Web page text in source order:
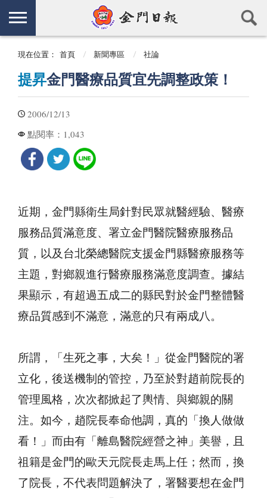
現在位置： 首頁 新聞專區 社論
提昇金門醫療品質宜先調整政策！
2006/12/13
點閱率： 1,043
近期，金門縣衛生局針對民眾就醫經驗、醫療
服務品質滿意度、署立金門醫院醫療服務品
質，以及台北榮總醫院支援金門縣醫療服務等
主題，對鄉親進行醫療服務滿意度調查。據結
果顯示，有超過五成二的縣民對於金門整體醫
療品質感到不滿意，滿意的只有兩成八。
所謂，「生死之事，大矣！」從金門醫院的署
立化，後送機制的管控，乃至於對趙前院長的
管理風格，次次都掀起了輿情、與鄉親的關
注。如今，趙院長奉命他調，真的「換人做做
看！」而由有「離島醫院經營之神」美譽，且
祖籍是金門的歐天元院長走馬上任；然而，換
了院長，不代表問題解決了，署醫要想在金門